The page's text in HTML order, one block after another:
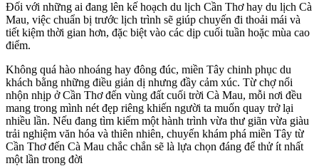
Đối với những ai đang lên kế hoạch du lịch Cần Thơ hay du lịch Cà
Mau, việc chuẩn bị trước lịch trình sẽ giúp chuyến đi thoải mái và
tiết kiệm thời gian hơn, đặc biệt vào các dịp cuối tuần hoặc mùa cao
điểm.
Không quá hào nhoáng hay đông đúc, miền Tây chinh phục du
khách bằng những điều giản dị nhưng đầy cảm xúc. Từ chợ nổi
nhộn nhịp ở Cần Thơ đến vùng đất cuối trời Cà Mau, mỗi nơi đều
mang trong mình nét đẹp riêng khiến người ta muốn quay trở lại
nhiều lần. Nếu đang tìm kiếm một hành trình vừa thư giãn vừa giàu
trải nghiệm văn hóa và thiên nhiên, chuyến khám phá miền Tây từ
Cần Thơ đến Cà Mau chắc chắn sẽ là lựa chọn đáng để thử ít nhất
một lần trong đời